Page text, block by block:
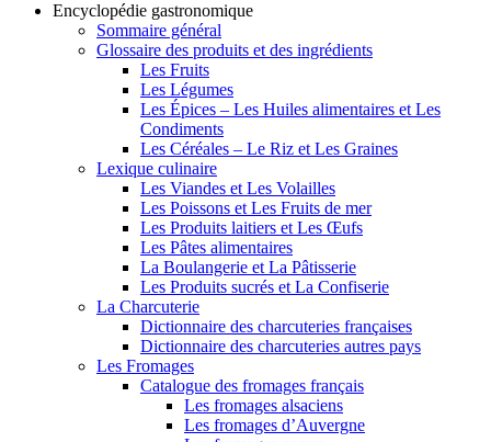
Encyclopédie gastronomique
Sommaire général
Glossaire des produits et des ingrédients
Les Fruits
Les Légumes
Les Épices – Les Huiles alimentaires et Les
Condiments
Les Céréales – Le Riz et Les Graines
Lexique culinaire
Les Viandes et Les Volailles
Les Poissons et Les Fruits de mer
Les Produits laitiers et Les Œufs
Les Pâtes alimentaires
La Boulangerie et La Pâtisserie
Les Produits sucrés et La Confiserie
La Charcuterie
Dictionnaire des charcuteries françaises
Dictionnaire des charcuteries autres pays
Les Fromages
Catalogue des fromages français
Les fromages alsaciens
Les fromages d’Auvergne